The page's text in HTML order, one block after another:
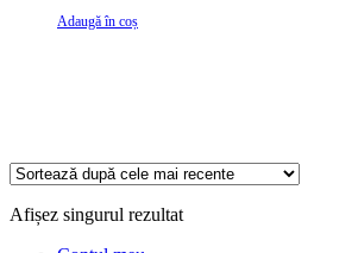
Adaugă în coș
Afișez singurul rezultat